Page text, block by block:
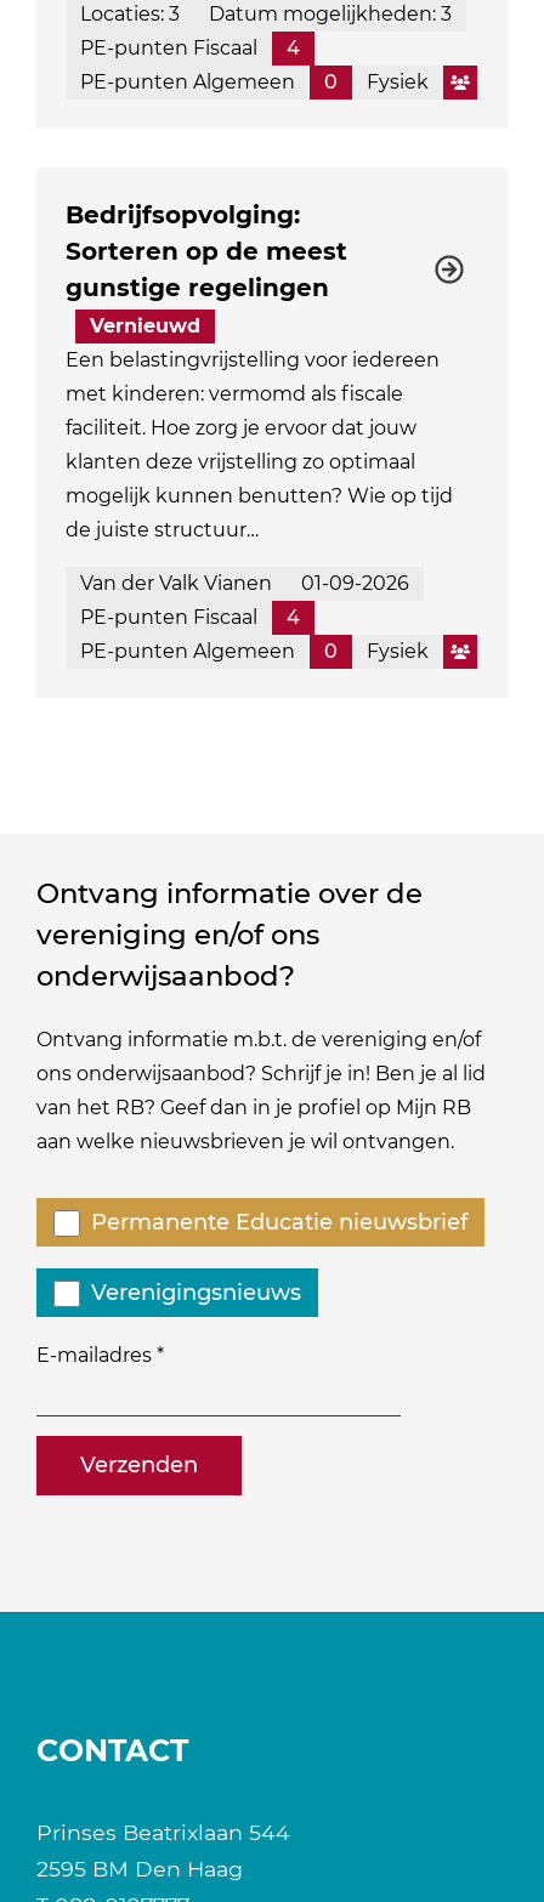
Locaties: 3
Datum mogelijkheden: 3
PE-punten Fiscaal
4
PE-punten Algemeen
0 Fysiek
Bedrijfsopvolging:
Sorteren op de meest
gunstige regelingen
Vernieuwd
Een belastingvrijstelling voor iedereen
met kinderen: vermomd als fiscale
faciliteit. Hoe zorg je ervoor dat jouw
klanten deze vrijstelling zo optimaal
mogelijk kunnen benutten? Wie op tijd
de juiste structuur…
Van der Valk Vianen
01-09-2026
PE-punten Fiscaal
4
PE-punten Algemeen
0 Fysiek
Ontvang informatie over de
vereniging en/of ons
onderwijsaanbod?
Ontvang informatie m.b.t. de vereniging en/of
ons onderwijsaanbod? Schrijf je in! Ben je al lid
van het RB? Geef dan in je profiel op Mijn RB
aan welke nieuwsbrieven je wil ontvangen.
E-mailadres *
naam@bedrijf.nl
Welke
nieuwsbrieven
zou
je
willen
Permanente Educatie nieuwsbrief
Verenigingsnieuws
CONTACT
Prinses Beatrixlaan 544
2595 BM Den Haag